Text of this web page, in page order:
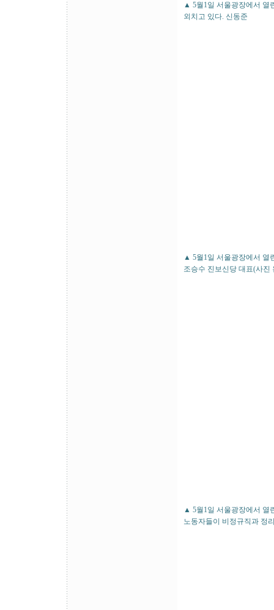
▲ 5월1일 서울광장에서 열
외치고 있다. 신동준
▲ 5월1일 서울광장에서 열
조승수 진보신당 대표(사진
▲ 5월1일 서울광장에서 열
노동자들이 비정규직과 정